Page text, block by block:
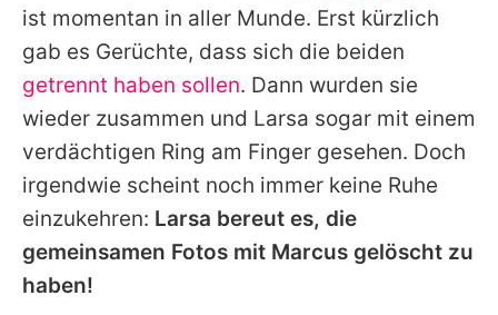
Nutzungsbedingungen
Utiq verwalten
ist momentan in aller Munde. Erst kürzlich
gab es Gerüchte, dass sich die beiden
getrennt haben sollen. Dann wurden sie
wieder zusammen und Larsa sogar mit einem
verdächtigen Ring am Finger gesehen. Doch
irgendwie scheint noch immer keine Ruhe
einzukehren: Larsa bereut es, die
gemeinsamen Fotos mit Marcus gelöscht zu
haben!